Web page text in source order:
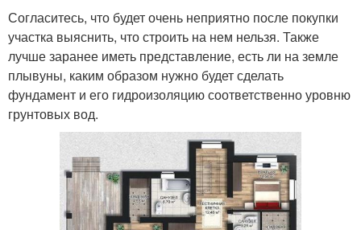
Согласитесь, что будет очень неприятно после покупки
участка выяснить, что строить на нем нельзя. Также
лучше заранее иметь представление, есть ли на земле
плывуны, каким образом нужно будет сделать
фундамент и его гидроизоляцию соответственно уровню
грунтовых вод.